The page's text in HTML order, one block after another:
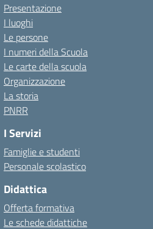
Presentazione
I luoghi
Le persone
I numeri della Scuola
Le carte della scuola
Organizzazione
La storia
PNRR
I Servizi
Famiglie e studenti
Personale scolastico
Didattica
Offerta formativa
Le schede didattiche